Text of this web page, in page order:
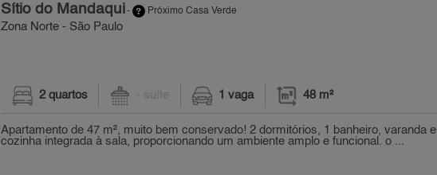
Sítio do Mandaqui - Próximo Casa Verde
Zona Norte - São Paulo
2 quartos - suíte 1 vaga 48 m²
Apartamento de 47 m², muito bem conservado! 2 dormitórios, 1 banheiro, varanda e
cozinha integrada à sala, proporcionando um ambiente amplo e funcional. o ...